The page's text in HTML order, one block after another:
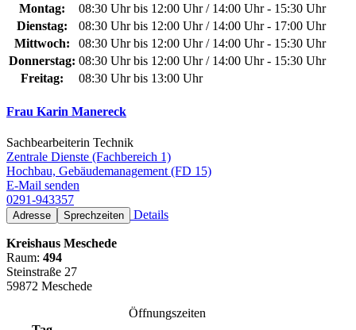
Montag:
08:30 Uhr bis 12:00 Uhr / 14:00 Uhr - 15:30 Uhr
Dienstag:
08:30 Uhr bis 12:00 Uhr / 14:00 Uhr - 17:00 Uhr
Mittwoch:
08:30 Uhr bis 12:00 Uhr / 14:00 Uhr - 15:30 Uhr
Donnerstag: 08:30 Uhr bis 12:00 Uhr / 14:00 Uhr - 15:30 Uhr
Freitag:
08:30 Uhr bis 13:00 Uhr
Frau Karin Manereck
Sachbearbeiterin Technik
Zentrale Dienste (Fachbereich 1)
Hochbau, Gebäudemanagement (FD 15)
E-Mail senden
0291-943357
Adresse Sprechzeiten Details
Kreishaus Meschede
Raum: 494
Steinstraße 27
59872 Meschede
Öffnungszeiten